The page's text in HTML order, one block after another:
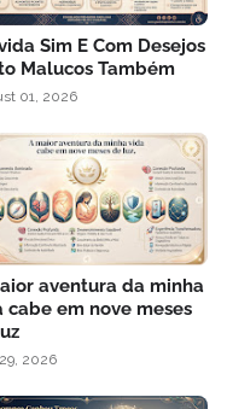
Sim E Com Desejos
Malucos Também
01, 2026
aventura da minha
cabe em nove meses
2026